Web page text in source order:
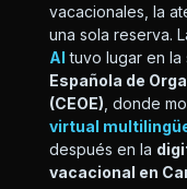
vacacionales, la
una sola reserva.
AI tuvo lugar en la
Española de
(CEOE) , donde
virtual
después en la
vacacional en